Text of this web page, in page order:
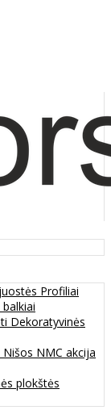
Profiliai
Dekoratyvinės
Nišos NMC akcija
plokštės